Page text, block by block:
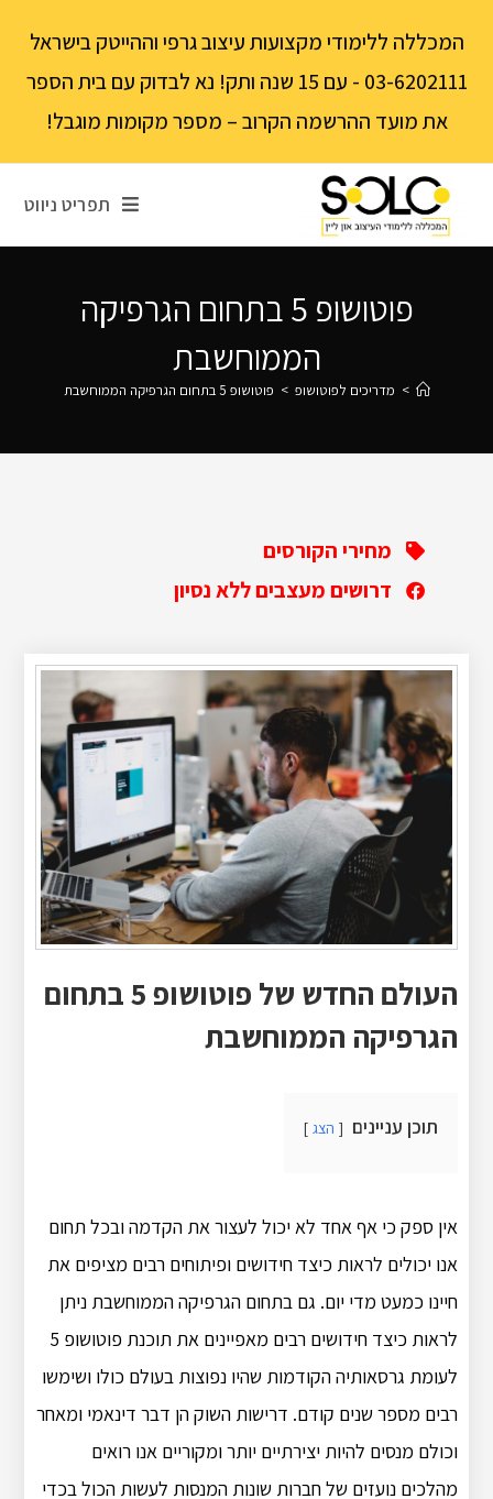
המכללה ללימודי מקצועות עיצוב גרפי וההייטק בישראל
03-6202111 - עם 15 שנה ותק! נא לבדוק עם בית הספר
את מועד ההרשמה הקרוב – מספר מקומות מוגבל!
תפריט ניווט
פוטושופ 5 בתחום הגרפיקה
הממוחשבת
> מדריכים לפוטושופ > פוטושופ 5 בתחום הגרפיקה הממוחשבת
מחירי הקורסים
דרושים מעצבים ללא נסיון
העולם החדש של פוטושופ 5 בתחום
הגרפיקה הממוחשבת
תוכן עניינים הצג
אין ספק כי אף אחד לא יכול לעצור את הקדמה ובכל תחום
אנו יכולים לראות כיצד חידושים ופיתוחים רבים מציפים את
חיינו כמעט מדי יום. גם בתחום הגרפיקה הממוחשבת ניתן
לראות כיצד חידושים רבים מאפיינים את תוכנת פוטושופ 5
לעומת גרסאותיה הקודמות שהיו נפוצות בעולם כולו ושימשו
רבים מספר שנים קודם. דרישות השוק הן דבר דינאמי ומאחר
וכולם מנסים להיות יצירתיים יותר ומקוריים אנו רואים
מהלכים נועזים של חברות שונות המנסות לעשות הכול בכדי